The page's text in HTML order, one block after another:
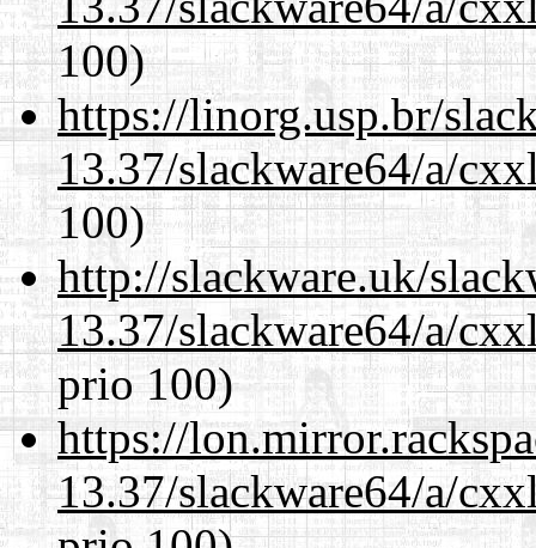
100)
https://linorg.usp.br/
13.37/slackware64/a/
100)
http://slackware.uk/
13.37/slackware64/a/
prio 100)
https://
13.37/slackware64/a/